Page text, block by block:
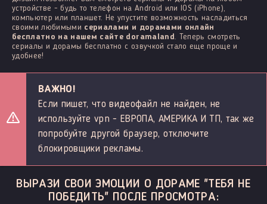
устройстве - будь то телефон на Android или IOS (iPhone),
компьютер или планшет. Не упустите возможность насладиться
своими любимыми сериалами и дорамами онлайн
бесплатно на нашем сайте doramaland . Теперь смотреть
сериалы и дорамы бесплатно с озвучкой стало еще проще и
удобнее!
ВАЖНО!
Если пишет, что видеофайл не найден, не
используйте vpn - ЕВРОПА, АМЕРИКА И ТП, так же
попробуйте другой браузер, отключите
блокировщики рекламы.
ВЫРАЗИ СВОИ ЭМОЦИИ О ДОРАМЕ "ТЕБЯ НЕ
ПОБЕДИТЬ" ПОСЛЕ ПРОСМОТРА: